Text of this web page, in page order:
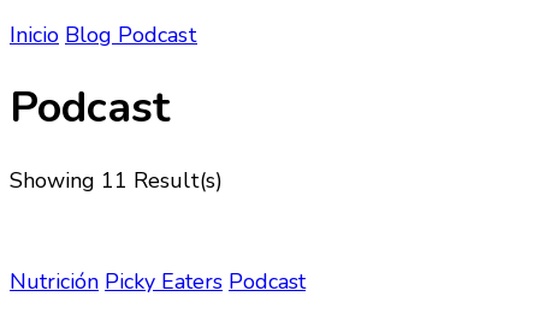
Inicio Blog Podcast
Podcast
Showing 11 Result(s)
Nutrición Picky Eaters Podcast